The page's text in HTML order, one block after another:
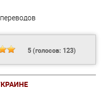
5(голосов: 123)